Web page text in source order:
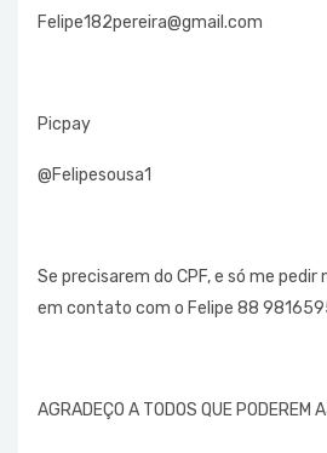
Felipe182pereira@gmail.com
Picpay
@Felipesousa1
Se precisarem do CPF, e só me
em contato com o Felipe 88
AGRADEÇO A TODOS QUE PODEREM